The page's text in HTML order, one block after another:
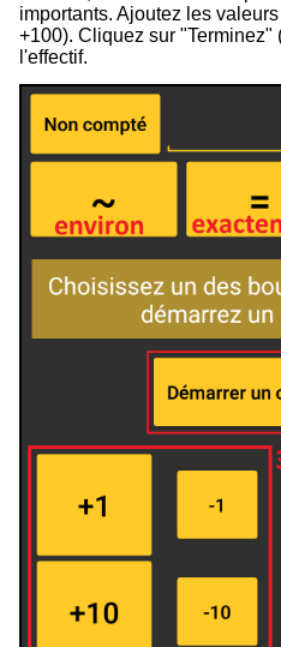
importants. Ajoutez les
+100). Cliquez sur "Terminez"
l'effectif.